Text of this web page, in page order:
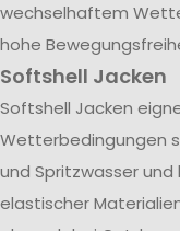
wechselhaftem
hohe
Softshell Jacken
Softshell Jacken
Wetterbedingungen
und Spritzwasser
elastischer